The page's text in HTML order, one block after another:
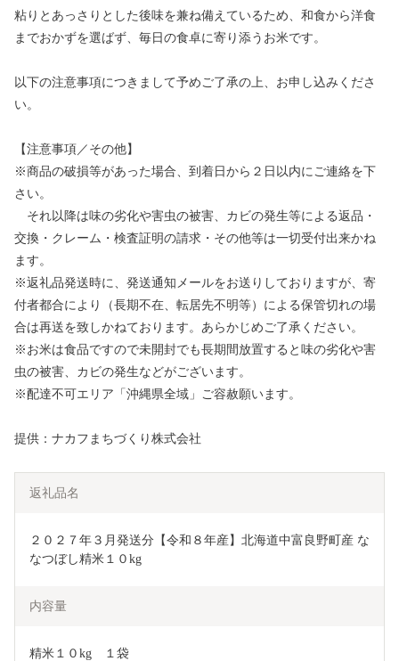
粘りとあっさりとした後味を兼ね備えているため、和食から洋食
までおかずを選ばず、毎日の食卓に寄り添うお米です。
以下の注意事項につきまして予めご了承の上、お申し込みくださ
い。
【注意事項／その他】
※商品の破損等があった場合、到着日から２日以内にご連絡を下
さい。
それ以降は味の劣化や害虫の被害、カビの発生等による返品・
交換・クレーム・検査証明の請求・その他等は一切受付出来かね
ます。
※返礼品発送時に、発送通知メールをお送りしておりますが、寄
付者都合により（長期不在、転居先不明等）による保管切れの場
合は再送を致しかねております。あらかじめご了承ください。
※お米は食品ですので未開封でも長期間放置すると味の劣化や害
虫の被害、カビの発生などがございます。
※配達不可エリア「沖縄県全域」ご容赦願います。
提供：ナカフまちづくり株式会社
返礼品名
２０２７年３月発送分【令和８年産】北海道中富良野町産 な
なつぼし精米１０kg
内容量
精米１０kg　１袋